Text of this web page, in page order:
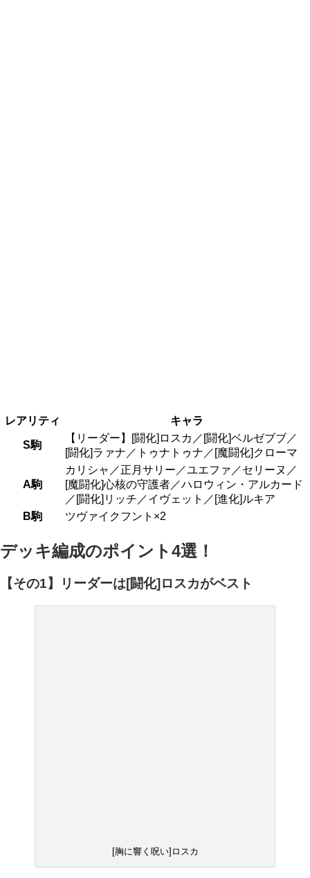
レアリティ キャラ
S駒
【リーダー】[闘化]ロスカ／[闘化]ベルゼブブ／
[闘化]ラァナ／トゥナトゥナ／[魔闘化]クローマ
A駒
カリシャ／正月サリー／ユエファ／セリーヌ／
[魔闘化]心核の守護者／ハロウィン・アルカード
／[闘化]リッチ／イヴェット／[進化]ルキア
B駒
ツヴァイクフント×2
デッキ編成のポイント4選！
【その1】リーダーは[闘化]ロスカがベスト
[胸に響く呪い]ロスカ